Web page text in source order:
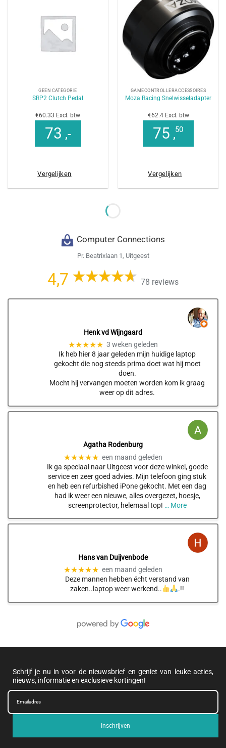
GEEN CATEGORIE
SRP2 Clutch Pedal
€60.33 Excl. btw
73 ,-
Vergelijken
GAMECONTROLLERACCESSOIRES
Moza Racing Snelwisseladapter
€62.4 Excl. btw
75 ,50
Vergelijken
Computer Connections
Pr. Beatrixlaan 1, Uitgeest
4,7 78 reviews
Henk vd Wijngaard
★★★★★ 3 weken geleden
Ik heb hier 8 jaar geleden mijn huidige laptop
gekocht die nog steeds prima doet wat hij moet
doen.
Mocht hij vervangen moeten worden kom ik graag
weer op dit adres.
Agatha Rodenburg
★★★★★ een maand geleden
Ik ga speciaal naar Uitgeest voor deze winkel, goede
service en zeer goed advies. Mijn telefoon ging stuk
en heb een refurbished iPone gekocht. Met een dag
had ik weer een nieuwe, alles overgezet, hoesje,
screenprotector, helemaal top! … More
Hans van Duijvenbode
★★★★★ een maand geleden
Deze mannen hebben écht verstand van
zaken..laptop weer werkend..
.!!
Schrijf je nu in voor de nieuwsbrief en geniet van leuke acties,
nieuws, informatie en exclusieve kortingen!
Inschrijven